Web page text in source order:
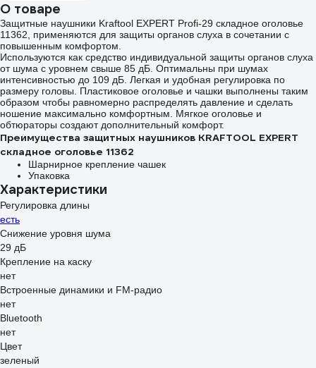
О товаре
Защитные наушники Kraftool EXPERT Profi-29 складное оголовье
11362, применяются для защиты органов слуха в сочетании с
повышенным комфортом.
Используются как средство индивидуальной защиты органов слуха
от шума с уровнем свыше 85 дБ. Оптимальны при шумах
интенсивностью до 109 дБ. Легкая и удобная регулировка по
размеру головы. Пластиковое оголовье и чашки выполнены таким
образом чтобы равномерно распределять давление и сделать
ношение максимально комфортным. Мягкое оголовье и
обтюраторы создают дополнительный комфорт.
Преимущества защитных наушников KRAFTOOL EXPERT
складное оголовье 11362
Шарнирное крепление чашек
Упаковка
Характеристики
Регулировка длины
есть
Снижение уровня шума
29 дБ
Крепление на каску
нет
Встроенные динамики и FM-радио
нет
Bluetooth
нет
Цвет
зеленый